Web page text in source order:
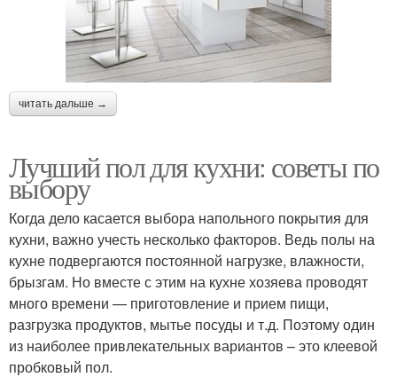
читать дальше →
Лучший пол для кухни: советы по
выбору
Когда дело касается выбора напольного покрытия для
кухни, важно учесть несколько факторов. Ведь полы на
кухне подвергаются постоянной нагрузке, влажности,
брызгам. Но вместе с этим на кухне хозяева проводят
много времени — приготовление и прием пищи,
разгрузка продуктов, мытье посуды и т.д. Поэтому один
из наиболее привлекательных вариантов – это клеевой
пробковый пол.